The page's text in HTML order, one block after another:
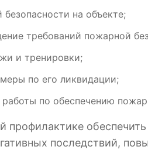
на объекте;
требований пожарной
и тренировки;
по его ликвидации;
по обеспечению
последствий,